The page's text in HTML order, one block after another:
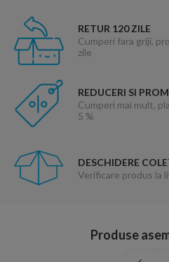
RETUR 120 ZILE
Cumperi fara griji,
zile
REDUCERI SI
Cumperi mai mult,
5 %
DESCHIDERE
Verificare produs la
Produse